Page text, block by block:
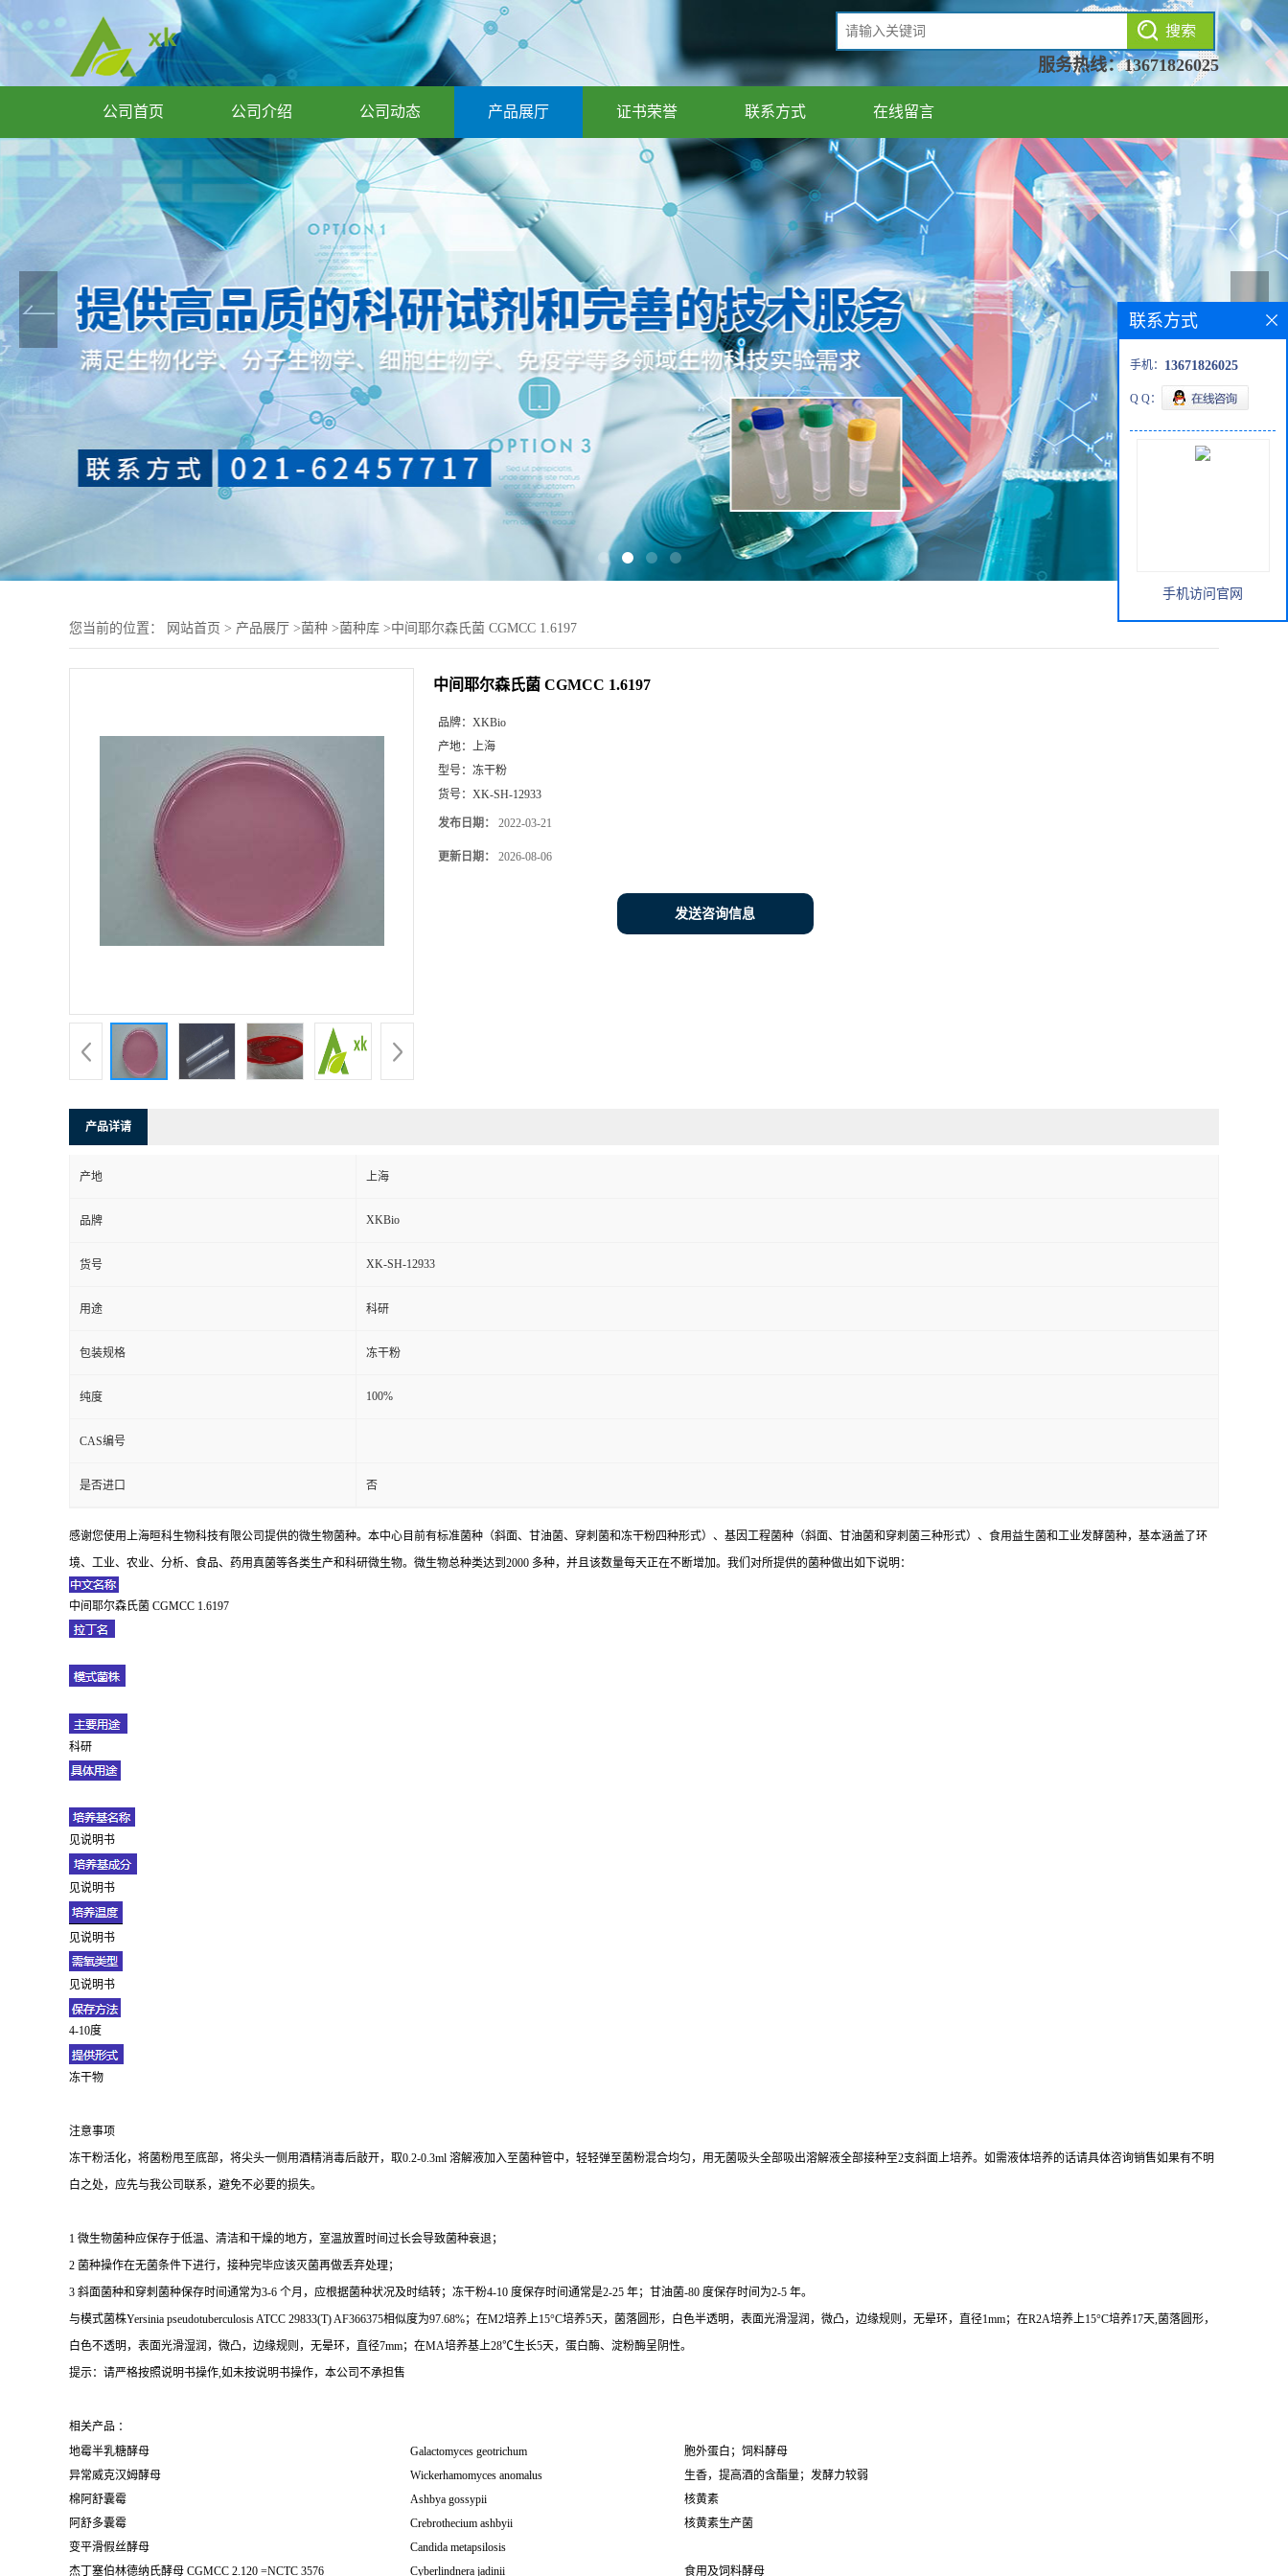
服务热线：13671826025
公司首页 公司介绍 公司动态 产品展厅 证书荣誉 联系方式 在线留言
您当前的位置： 网站首页 > 产品展厅 >菌种 >菌种库 >中间耶尔森氏菌 CGMCC 1.6197
中间耶尔森氏菌 CGMCC 1.6197
品牌： XKBio
产地： 上海
型号： 冻干粉
货号： XK-SH-12933
发布日期： 2022-03-21
更新日期： 2026-08-06
发送咨询信息
产品详请
产地 上海
品牌 XKBio
货号 XK-SH-12933
用途 科研
包装规格 冻干粉
纯度 100%
CAS编号
是否进口 否
感谢您使用上海晅科生物科技有限公司提供的微生物菌种。本中心目前有标准菌种（斜面、甘油菌、穿刺菌和冻干粉四种形式）、基因工程菌种（斜面、甘油菌和穿刺菌三种形式）、食用益生菌和工业发酵菌种，基本涵盖了环
境、工业、农业、分析、食品、药用真菌等各类生产和科研微生物。微生物总种类达到2000 多种，并且该数量每天正在不断增加。我们对所提供的菌种做出如下说明：
中间耶尔森氏菌 CGMCC 1.6197
科研
见说明书
见说明书
见说明书
见说明书
4-10度
冻干物
注意事项
冻干粉活化，将菌粉甩至底部，将尖头一侧用酒精消毒后敲开，取0.2-0.3ml 溶解液加入至菌种管中，轻轻弹至菌粉混合均匀，用无菌吸头全部吸出溶解液全部接种至2支斜面上培养。如需液体培养的话请具体咨询销售如果有不明
白之处，应先与我公司联系，避免不必要的损失。
1 微生物菌种应保存于低温、清洁和干燥的地方，室温放置时间过长会导致菌种衰退；
2 菌种操作在无菌条件下进行，接种完毕应该灭菌再做丢弃处理；
3 斜面菌种和穿刺菌种保存时间通常为3-6 个月，应根据菌种状况及时结转；冻干粉4-10 度保存时间通常是2-25 年；甘油菌-80 度保存时间为2-5 年。
与模式菌株Yersinia pseudotuberculosis ATCC 29833(T) AF366375相似度为97.68%；在M2培养上15°C培养5天，菌落圆形，白色半透明，表面光滑湿润，微凸，边缘规则，无晕环，直径1mm；在R2A培养上15°C培养17天,菌落圆形，
白色不透明，表面光滑湿润，微凸，边缘规则，无晕环，直径7mm；在MA培养基上28℃生长5天，蛋白酶、淀粉酶呈阴性。
提示：请严格按照说明书操作,如未按说明书操作，本公司不承担售
相关产品 ：
地霉半乳糖酵母
Galactomyces geotrichum
胞外蛋白；饲料酵母
异常威克汉姆酵母
Wickerhamomyces anomalus
生香，提高酒的含酯量；发酵力较弱
棉阿舒囊霉
Ashbya gossypii
核黄素
阿舒多囊霉
Crebrothecium ashbyii
核黄素生产菌
变平滑假丝酵母
Candida metapsilosis
杰丁塞伯林德纳氏酵母 CGMCC 2.120 =NCTC 3576
Cyberlindnera jadinii
食用及饲料酵母
联系方式
手机： 13671826025
Q Q：
手机访问官网